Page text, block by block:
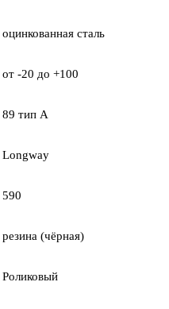
оцинкованная сталь
от -20 до +100
89 тип А
Longway
590
резина (чёрная)
Роликовый